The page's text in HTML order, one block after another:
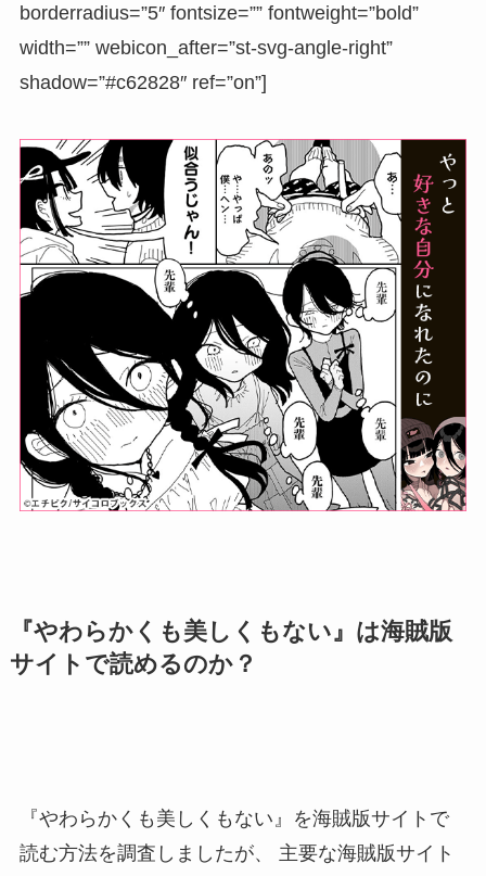
borderradius=”5″ fontsize=”” fontweight=”bold”
width=”” webicon_after=”st-svg-angle-right”
shadow=”#c62828″ ref=”on”]
『やわらかくも美しくもない』は海賊版
サイトで読めるのか？
『やわらかくも美しくもない』を海賊版サイトで
読む方法を調査しましたが、 主要な海賊版サイト